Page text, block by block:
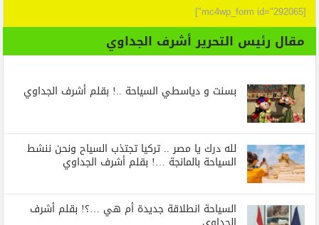
[mc4wp_form id="292065"]
مقال رئيس التحرير أشرف الجداوي
بسنت و دياسطي السياحة ..! بقلم أشرف الجداوي
لله درك يا مصر .. تركيا تجتذب السياح ونحن ننشط
السياحة بالمانجة …! بقلم أشرف الجداوي
السياحة انطلاقة جديدة أم هي …؟! بقلم أشرف